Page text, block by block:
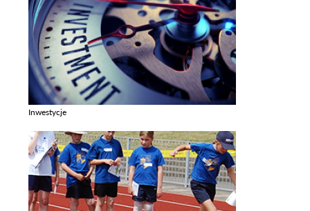
Inwestycje